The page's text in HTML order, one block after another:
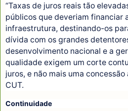
“Taxas de juros reais tão
públicos que deveriam financiar
infraestrutura, destinando-os
dívida com os grandes
desenvolvimento nacional e a
qualidade exigem um corte
juros, e não mais uma concessão
CUT.
Continuidade